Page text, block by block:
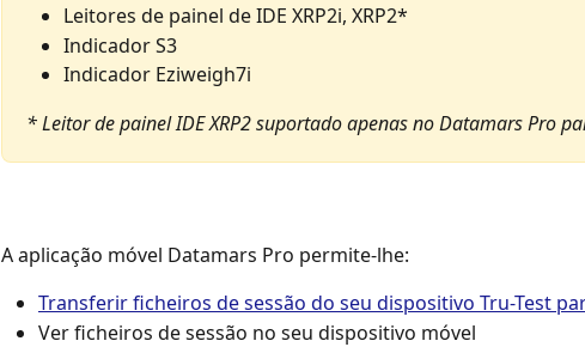
Leitores de painel de IDE XRP2i, XRP2*
Indicador S3
Indicador Eziweigh7i
* Leitor de painel IDE XRP2 suportado apenas no Datamars Pro
A aplicação móvel Datamars Pro permite-lhe:
Transferir ficheiros de sessão do seu dispositivo Tru-Test
Ver ficheiros de sessão no seu dispositivo móvel